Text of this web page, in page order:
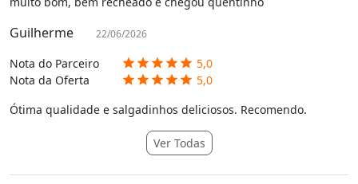
Guilherme 22/06/2026
Nota do Parceiro star star star star star 5,0
Nota da Oferta
star star star star star 5,0
Ótima qualidade e salgadinhos deliciosos. Recomendo.
Ver Todas